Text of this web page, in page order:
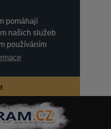
pomáhají
našich služeb
používáním